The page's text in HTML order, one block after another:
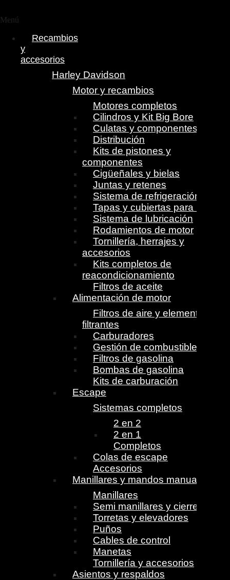
Menú
Recambios
y
accesorios
Harley Davidson
Motor y recambios
Motores completos
Cilindros y Kit Big Bore
Culatas y componentes
Distribución
Kits de pistones y
componentes
Cigüeñales y bielas
Juntas y retenes
Sistema de refrigeración
Tapas y cubiertas para motor
Sistema de lubricación
Rodamientos de motor
Tornillería, herrajes y
accesorios
Kits completos de
reacondicionamiento
Filtros de aceite
Alimentación de motor
Filtros de aire y elementos
filtrantes
Carburadores
Gestión de combustible
Filtros de gasolina
Bombas de gasolina
Kits de carburación
Escape
Sistemas completos
2 en 2
2 en 1
Completos
Colas de escape
Accesorios
Manillares y mandos manuales
Manillares
Semi manillares y cierres
Torretas y elevadores
Puños
Cables de control
Manetas
Tornillería y accesorios
Asientos y respaldos